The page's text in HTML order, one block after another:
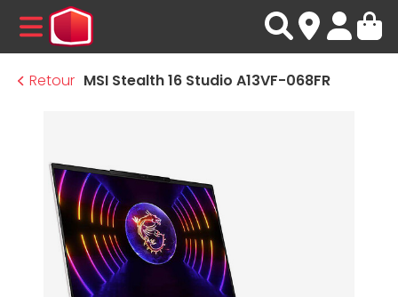
MENU
Retour MSI Stealth 16 Studio A13VF-068FR